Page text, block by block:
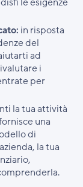
in risposta
del
ad
i
per
la tua attività
una
di
la tua